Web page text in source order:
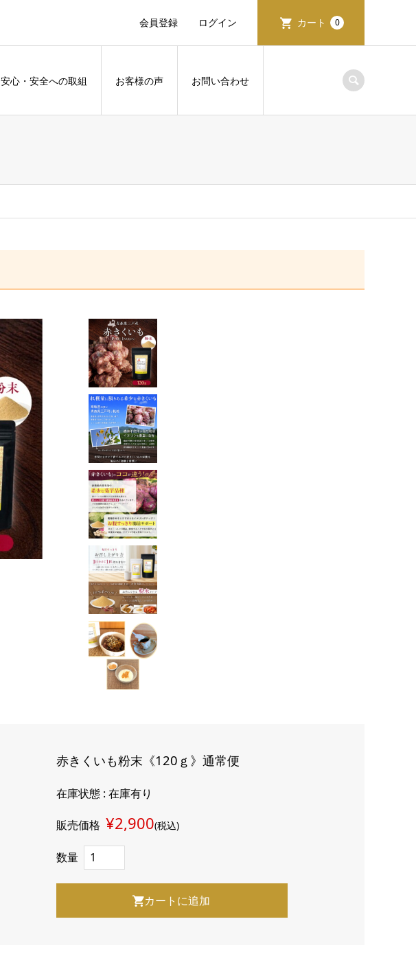
会員登録 ログイン カート 0
安心・安全への取組 お客様の声 お問い合わせ
赤きくいも粉末《120ｇ》通常便
在庫状態 : 在庫有り
販売価格 ¥2,900(税込)
数量